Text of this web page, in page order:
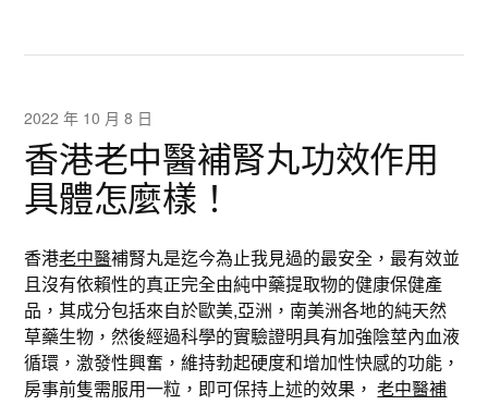
2022 年 10 月 8 日
香港老中醫補腎丸功效作用
具體怎麼樣！
香港老中醫補腎丸是迄今為止我見過的最安全，最有效並
且沒有依賴性的真正完全由純中藥提取物的健康保健產
品，其成分包括來自於歐美,亞洲，南美洲各地的純天然
草藥生物，然後經過科學的實驗證明具有加強陰莖內血液
循環，激發性興奮，維持勃起硬度和增加性快感的功能，
房事前隻需服用一粒，即可保持上述的效果， 老中醫補